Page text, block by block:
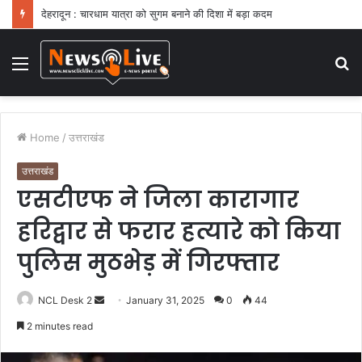
देहरादून : चारधाम यात्रा को सुगम बनाने की दिशा में बड़ा कदम
Menu
Home / उत्तराखंड
उत्तराखंड
एसटीएफ ने जिला कारागार
हरिद्वार से फरार हत्यारे को किया
पुलिस मुठभेड़ में गिरफ्तार
NCL Desk 2 January 31, 2025 0 44
2 minutes read